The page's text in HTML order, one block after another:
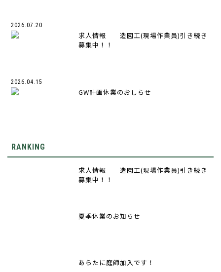
2026.07.20
求人情報 造園工(現場作業員)引き続き
募集中！！
2026.04.15
GW計画休業のおしらせ
RANKING
求人情報 造園工(現場作業員)引き続き
募集中！！
夏季休業のお知らせ
あらたに庭師加入です！